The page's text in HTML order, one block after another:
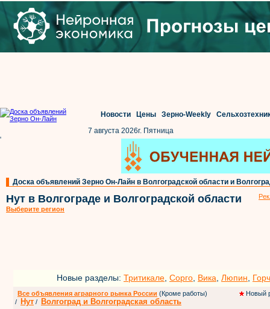
Новости Цены Зерно-Weekly
7 августа 2026г. Пятница
'
Доска объявлений Зерно Он-Лайн в Волгоградской области и
Нут в Волгограде и Волгоградской области
Выберите регион
Новые разделы: Тритикале Сорго Вика Люпин
Все объявления аграрного рынка России (Кроме работы)
Новый
/
Нут / Волгоград и Волгоградская область